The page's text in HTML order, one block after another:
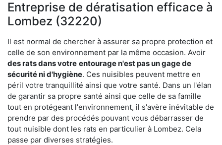
Entreprise de dératisation efficace à
Lombez (32220)
Il est normal de chercher à assurer sa propre protection et
celle de son environnement par la même occasion. Avoir
des rats dans votre entourage n'est pas un gage de
sécurité ni d'hygiène. Ces nuisibles peuvent mettre en
péril votre tranquillité ainsi que votre santé. Dans un l'élan
de garantir sa propre santé ainsi que celle de sa famille
tout en protégeant l'environnement, il s'avère inévitable de
prendre par des procédés pouvant vous débarrasser de
tout nuisible dont les rats en particulier à Lombez. Cela
passe par diverses stratégies.